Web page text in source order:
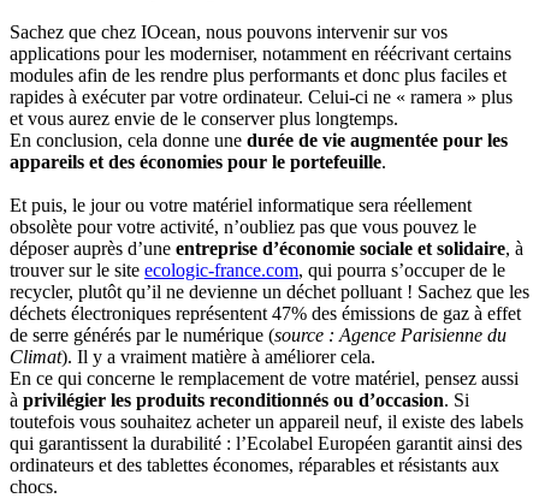
Sachez que chez IOcean, nous pouvons intervenir sur vos
applications pour les moderniser, notamment en réécrivant certains
modules afin de les rendre plus performants et donc plus faciles et
rapides à exécuter par votre ordinateur. Celui-ci ne « ramera » plus
et vous aurez envie de le conserver plus longtemps.
En conclusion, cela donne une durée de vie augmentée pour les
appareils et des économies pour le portefeuille.
Et puis, le jour ou votre matériel informatique sera réellement
obsolète pour votre activité, n’oubliez pas que vous pouvez le
déposer auprès d’une entreprise d’économie sociale et solidaire, à
trouver sur le site ecologic-france.com, qui pourra s’occuper de le
recycler, plutôt qu’il ne devienne un déchet polluant ! Sachez que les
déchets électroniques représentent 47% des émissions de gaz à effet
de serre générés par le numérique (source : Agence Parisienne du
Climat). Il y a vraiment matière à améliorer cela.
En ce qui concerne le remplacement de votre matériel, pensez aussi
à privilégier les produits reconditionnés ou d’occasion. Si
toutefois vous souhaitez acheter un appareil neuf, il existe des labels
qui garantissent la durabilité : l’Ecolabel Européen garantit ainsi des
ordinateurs et des tablettes économes, réparables et résistants aux
chocs.